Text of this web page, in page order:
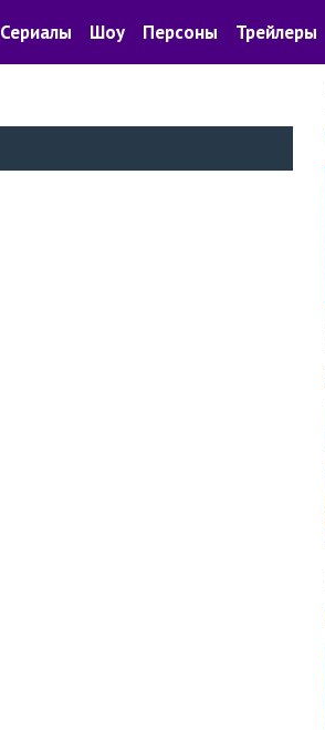
Сериалы Шоу Персоны Трейлеры